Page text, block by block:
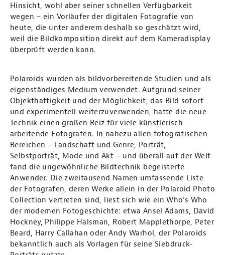
Hinsicht, wohl aber seiner schnellen Verfügbarkeit
wegen – ein Vorläufer der digitalen Fotografie von
heute, die unter anderem deshalb so geschätzt wird,
weil die Bildkomposition direkt auf dem Kameradisplay
überprüft werden kann.
Polaroids wurden als bildvorbereitende Studien und als
eigenständiges Medium verwendet. Aufgrund seiner
Objekthaftigkeit und der Möglichkeit, das Bild sofort
und experimentell weiterzuverwenden, hatte die neue
Technik einen großen Reiz für viele künstlerisch
arbeitende Fotografen. In nahezu allen fotografischen
Bereichen – Landschaft und Genre, Porträt,
Selbstporträt, Mode und Akt – und überall auf der Welt
fand die ungewöhnliche Bildtechnik begeisterte
Anwender. Die zweitausend Namen umfassende Liste
der Fotografen, deren Werke allein in der Polaroid Photo
Collection vertreten sind, liest sich wie ein Who’s Who
der modernen Fotogeschichte: etwa Ansel Adams, David
Hockney, Philippe Halsman, Robert Mapplethorpe, Peter
Beard, Harry Callahan oder Andy Warhol, der Polaroids
bekanntlich auch als Vorlagen für seine Siebdruck-